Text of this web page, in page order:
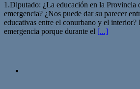
1.Diputado: ¿La educación en la Provincia
emergencia? ¿Nos puede dar su parecer
educativas entre el conurbano y el interior?
emergencia porque durante el [...]